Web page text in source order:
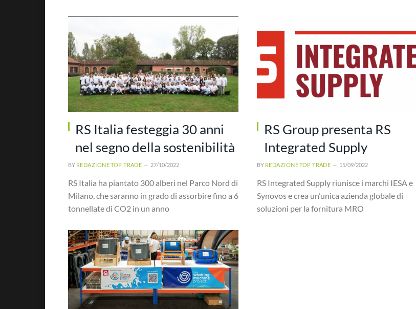
RS Italia festeggia 30 anni
nel segno della sostenibilità
BY REDAZIONE TOP TRADE 27/10/2022
RS Italia ha piantato 300 alberi nel Parco Nord di
Milano, che saranno in grado di assorbire fino a 6
tonnellate di CO2 in un anno
RS Group presenta RS
Integrated Supply
BY REDAZIONE TOP TRADE 15/09/2022
RS Integrated Supply riunisce i marchi IESA e
Synovos e crea un’unica azienda globale di
soluzioni per la fornitura MRO